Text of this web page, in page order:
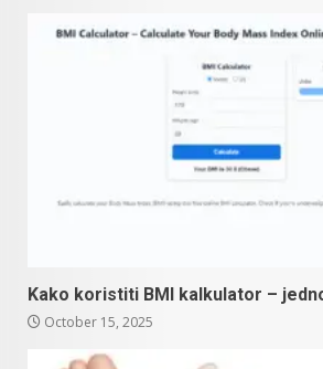
Kako koristiti BMI kalkulator –
October 15, 2025